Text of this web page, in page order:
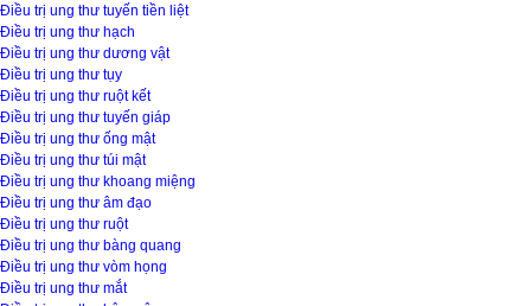
Điều trị ung thư tuyến tiền liệt
Điều trị ung thư hạch
Điều trị ung thư dương vật
Điều trị ung thư tụy
Điều trị ung thư ruột kết
Điều trị ung thư tuyến giáp
Điều trị ung thư ống mật
Điều trị ung thư túi mật
Điều trị ung thư khoang miệng
Điều trị ung thư âm đạo
Điều trị ung thư ruột
Điều trị ung thư bàng quang
Điều trị ung thư vòm họng
Điều trị ung thư mắt